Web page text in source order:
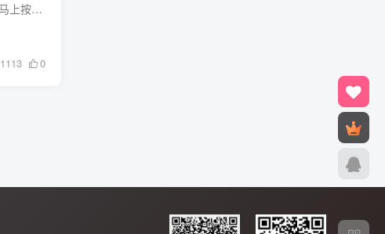
好险啊 好险 今天手机差点不见啦 中午去吃饭 回来发现手机不见啦，我一向做事小心，马上按原路回去找， 结果找到了，掉在路上啦，失而复得真高兴啊 ！ 我手机里 好多 重要资料 谁要是 捡到 会用...
1113 0